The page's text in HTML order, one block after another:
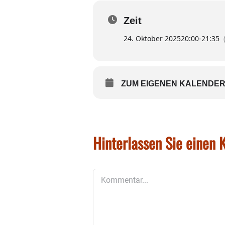
Orientierungslos in
und zwanghaft frei …
Anmeldung unter:
Zeit
24. Oktober 202520:00-21:35
ZUM EIGENEN
Hinterlassen Sie einen